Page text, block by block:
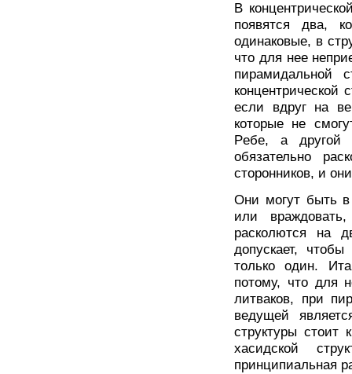
В
появятся два,
одинаковые, в
что для нее
пирамидальной
концентрической
если вдруг на
которые не
Pебе, а другой
обязательно
сторонников, и
Они могут быть
или
расколются на
допускает,
только один.
потому, что для
литваков, при
ведущей
структуры стоит
хасидской
принципиальная